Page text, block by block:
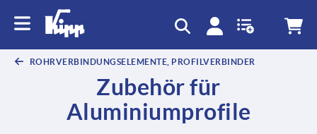
ROHRVERBINDUNGSELEMENTE, PROFILVERBINDER
Zubehör für
Aluminiumprofile